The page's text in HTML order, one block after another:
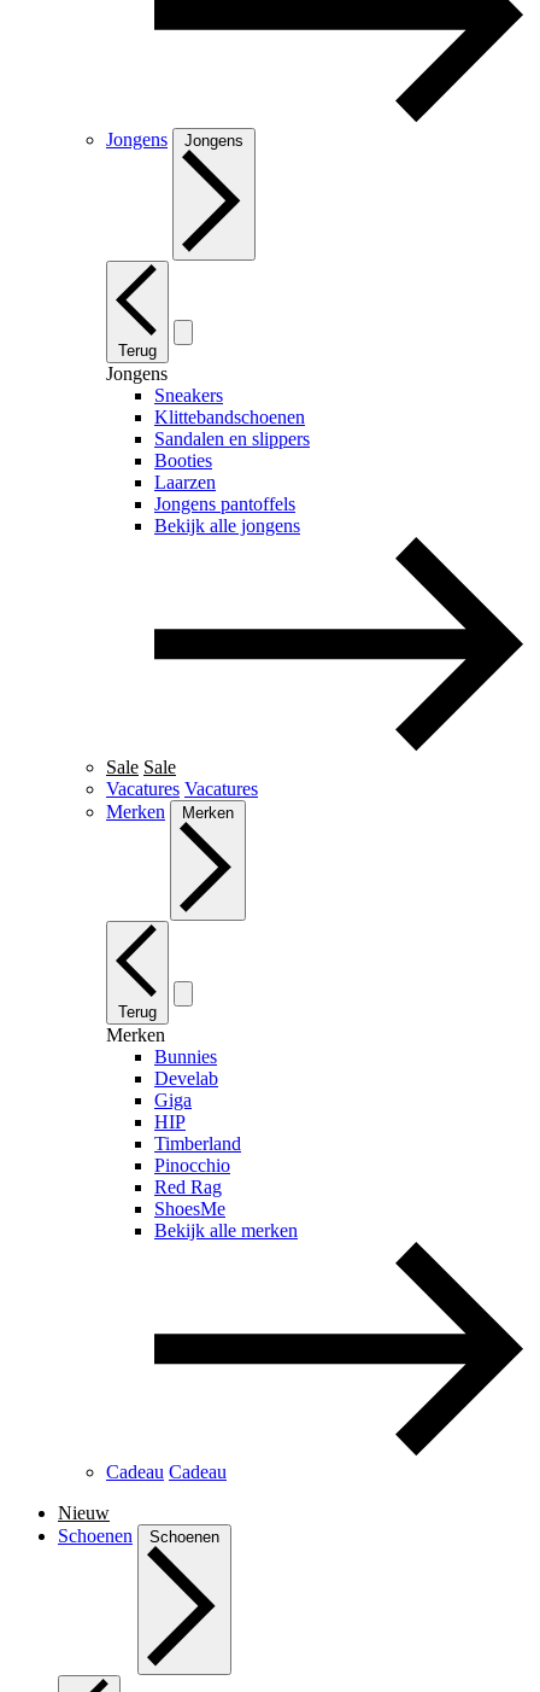
Jongens Jongens
Terug
Jongens
Sneakers
Klittebandschoenen
Sandalen en slippers
Booties
Laarzen
Jongens pantoffels
Bekijk alle jongens
Sale Sale
Vacatures Vacatures
Merken
Merken
Terug
Merken
Bunnies
Develab
Giga
HIP
Timberland
Pinocchio
Red Rag
ShoesMe
Bekijk alle merken
Cadeau Cadeau
Nieuw
Schoenen
Schoenen